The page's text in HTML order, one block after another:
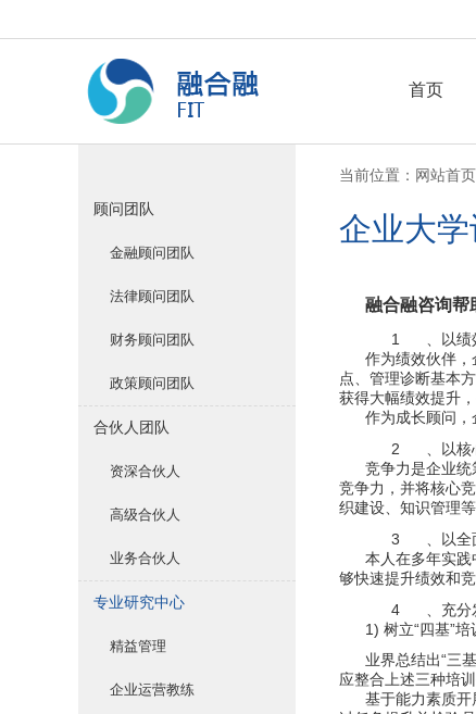
首页
顾问团队
金融顾问团队
法律顾问团队
财务顾问团队
政策顾问团队
合伙人团队
资深合伙人
高级合伙人
业务合伙人
专业研究中心
精益管理
企业运营教练
当前位置： 网站首页
企业大
融合融咨询帮
1
、以绩
作为绩效伙伴
点、管理诊断基本
获得大幅绩效提升
作为成长顾问，
2
、以核
竞争力是企业
竞争力，并将核心
织建设、知识管理
3
、以全
本人在多年实
够快速提升绩效和
4 、充分
1) 树立“ 四基”培
业界总结出“三基
应整合上述三种培
基于能力素质